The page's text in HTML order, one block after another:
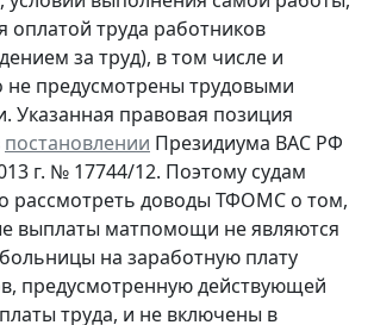
оплатой труда работников
за труд), в том числе и
не предусмотрены трудовыми
Указанная правовая позиция
постановлении Президиума ВАС РФ
г. № 17744/12. Поэтому судам
рассмотреть доводы ТФОМС о том,
выплаты матпомощи не являются
на заработную плату
предусмотренную действующей
труда, и не включены в